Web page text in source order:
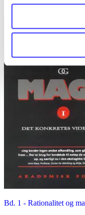
Bent Flyvbjerg
Bd. 1 - Rationalitet og